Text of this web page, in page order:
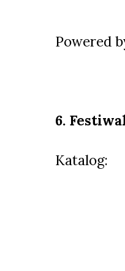
Powered
6.
Katalog: